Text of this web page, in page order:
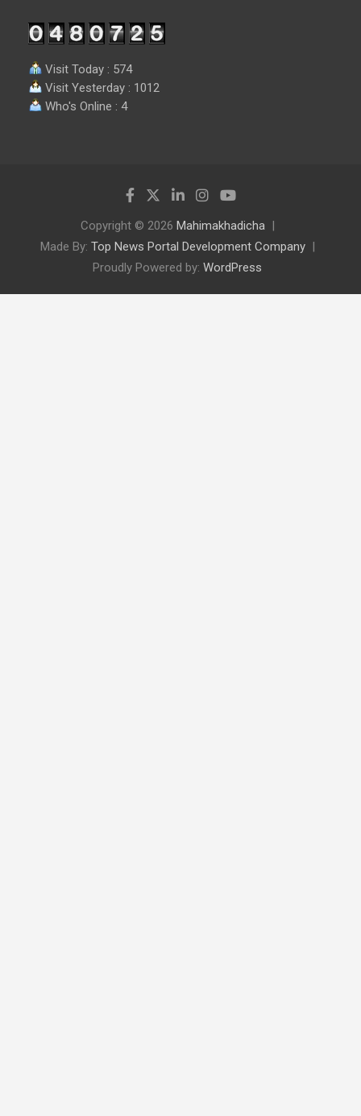
Visit Today : 574
Visit Yesterday : 1012
Who's Online : 4
Copyright © 2026 Mahimakhadicha
Made By: Top News Portal Development Company
Proudly Powered by: WordPress